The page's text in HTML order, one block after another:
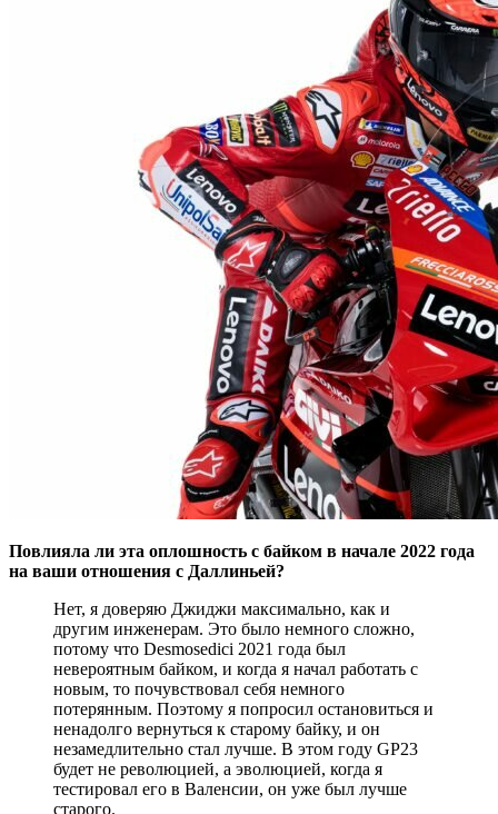
Повлияла ли эта оплошность с байком в начале 2022 года
на ваши отношения с Даллиньей?
Нет, я доверяю Джиджи максимально, как и
другим инженерам. Это было немного сложно,
потому что Desmosedici 2021 года был
невероятным байком, и когда я начал работать с
новым, то почувствовал себя немного
потерянным. Поэтому я попросил остановиться и
ненадолго вернуться к старому байку, и он
незамедлительно стал лучше. В этом году GP23
будет не революцией, а эволюцией, когда я
тестировал его в Валенсии, он уже был лучше
старого.